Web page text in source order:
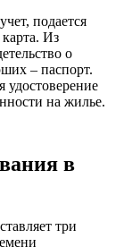
подается
Из
о
– паспорт.
на жилье.
в
три